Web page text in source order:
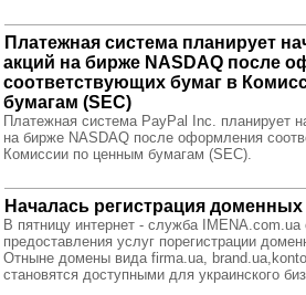
Платежная система планирует
акций на бирже NASDAQ после
соответствующих бумаг в
бумагам (SEC)
Платежная система PayPal Inc. планирует
на бирже NASDAQ после оформления
Комиссии по ценным бумагам (SEC).
Началась регистрация
В пятницу интернет - служба
предоставления услуг порегистрации
Отныне домены вида firma.ua,
становятся доступными для украинского